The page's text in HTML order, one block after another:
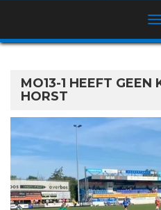
MO13-1 HEEFT GEEN
HORST